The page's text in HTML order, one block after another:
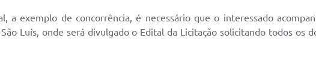
a exemplo de concorrência, é necessário que o interessado
Luís, onde será divulgado o Edital da Licitação solicitando todos os